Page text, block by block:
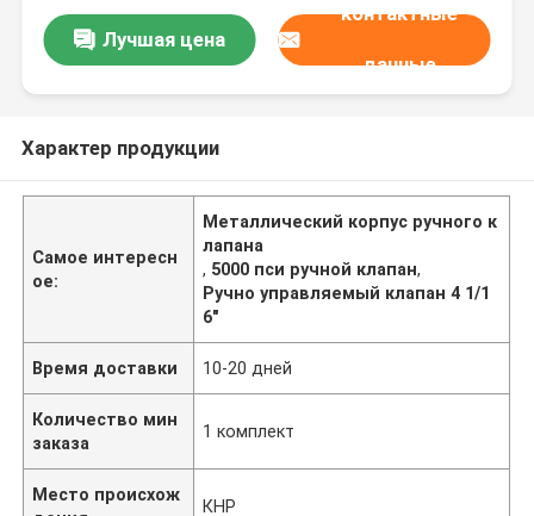
Лучшая цена
контактные
данные
Характер продукции
Самое интересн
ое:
Металлический корпус ручного к
лапана
, 5000 пси ручной клапан,
Ручно управляемый клапан 4 1/1
6"
Время доставки 10-20 дней
Количество мин
заказа
1 комплект
Место происхож
КНР